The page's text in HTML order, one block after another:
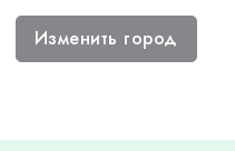
Изменить город